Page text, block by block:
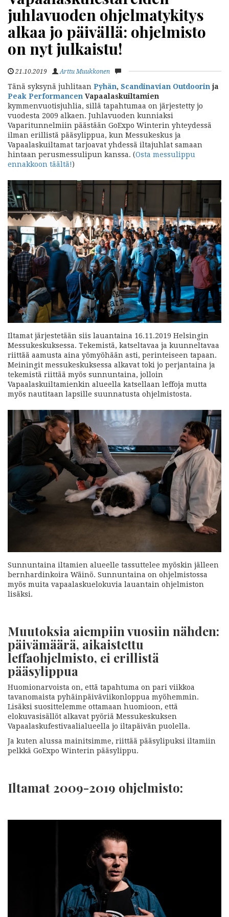
juhlavuoden ohjelmatykitys
alkaa jo päivällä: ohjelmisto
on nyt julkaistu!
21.10.2019 Arttu Muukkonen
Tänä syksynä juhlitaan Pyhän, Scandinavian Outdoorin ja
Peak Performancen Vapaalaskuiltamien
kymmenvuotisjuhlia, sillä tapahtumaa on järjestetty jo
vuodesta 2009 alkaen. Juhlavuoden kunniaksi
Vaparitunnelmiin päästään GoExpo Winterin yhteydessä
ilman erillistä pääsylippua, kun Messukeskus ja
Vapaalaskuiltamat tarjoavat yhdessä iltajuhlat samaan
hintaan perusmessulipun kanssa. (Osta messulippu
ennakkoon täältä!)
Iltamat järjestetään siis lauantaina 16.11.2019 Helsingin
Messukeskuksessa. Tekemistä, katseltavaa ja kuunneltavaa
riittää aamusta aina yömyöhään asti, perinteiseen tapaan.
Meiningit messukeskuksessa alkavat toki jo perjantaina ja
tekemistä riittää myös sunnuntaina, jolloin
Vapaalaskuiltamienkin alueella katsellaan leffoja mutta
myös nautitaan lapsille suunnatusta ohjelmistosta.
Sunnuntaina iltamien alueelle tassuttelee myöskin jälleen
bernhardinkoira Wäinö. Sunnuntaina on ohjelmistossa
myös muita vapaalaskuelokuvia lauantain ohjelmiston
lisäksi.
Muutoksia aiempiin vuosiin nähden:
päivämäärä, aikaistettu
leffaohjelmisto, ei erillistä
pääsylippua
Huomionarvoista on, että tapahtuma on pari viikkoa
tavanomaista pyhäinpäiväviikonloppua myöhemmin.
Lisäksi suosittelemme ottamaan huomioon, että
elokuvasisällöt alkavat pyöriä Messukeskuksen
Vapaalaskufestivaalialueella jo iltapäivän puolella.
Ja kuten alussa mainitsimme, riittää pääsylipuksi iltamiin
pelkkä GoExpo Winterin pääsylippu.
Iltamat 2009-2019 ohjelmisto: